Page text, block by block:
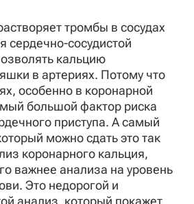
сердечно-сосудистой
кальцию
в артериях. Потому что
особенно в коронарной
большой фактор риска
приступа. А самый
можно сдать это так
коронарного кальция,
важнее анализа на уровень
Это недорогой и
анализ, который покажет,